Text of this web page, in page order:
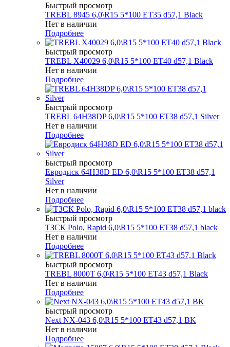
Быстрый просмотр
TREBL 8945 6,0\R15 5*100 ET35 d57,1 Black
Нет в наличии
Подробнее
Быстрый просмотр
TREBL X40029 6,0\R15 5*100 ET40 d57,1 Black
Нет в наличии
Подробнее
Быстрый просмотр
TREBL 64H38DP 6,0\R15 5*100 ET38 d57,1 Silver
Нет в наличии
Подробнее
Быстрый просмотр
Евродиск 64H38D ED 6,0\R15 5*100 ET38 d57,1
Silver
Нет в наличии
Подробнее
Быстрый просмотр
ТЗСК Polo, Rapid 6,0\R15 5*100 ET38 d57,1 black
Нет в наличии
Подробнее
Быстрый просмотр
TREBL 8000T 6,0\R15 5*100 ET43 d57,1 Black
Нет в наличии
Подробнее
Быстрый просмотр
Next NX-043 6,0\R15 5*100 ET43 d57,1 BK
Нет в наличии
Подробнее